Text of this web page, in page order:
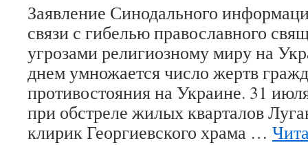
Заявление Синодального
связи с гибелью православного
угрозами религиозному миру на
днем умножается число жертв
противостояния на Украине. 31
при обстреле жилых кварталов
клирик Георгиевского храма …